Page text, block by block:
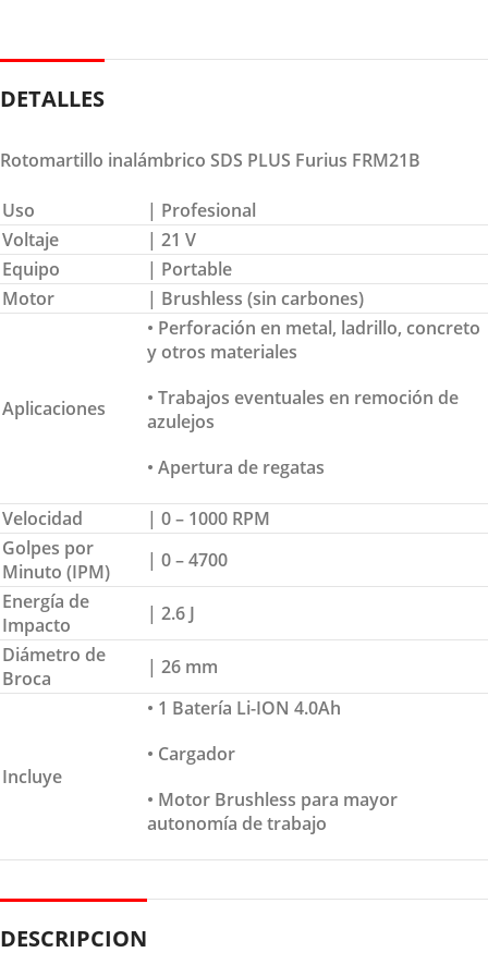
DETALLES
Rotomartillo inalámbrico SDS PLUS Furius FRM21B
Uso
| Profesional
Voltaje
| 21 V
Equipo
| Portable
Motor
| Brushless (sin carbones)
Aplicaciones
• Perforación en metal, ladrillo, concreto
y otros materiales
• Trabajos eventuales en remoción de
azulejos
• Apertura de regatas
Velocidad
| 0 – 1000 RPM
Golpes por
Minuto (IPM)
| 0 – 4700
Energía de
Impacto
| 2.6 J
Diámetro de
Broca
| 26 mm
Incluye
• 1 Batería Li-ION 4.0Ah
• Cargador
• Motor Brushless para mayor
autonomía de trabajo
DESCRIPCION